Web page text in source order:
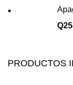
Q
PRODUCTOS